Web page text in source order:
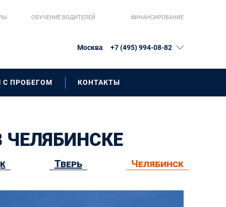
ОБУЧЕНИЕ ВОДИТЕЛЕЙ ФИНАНСИРОВАНИЕ
Москва +7 (495) 994-08-82
С ПРОБЕГОМ КОНТАКТЫ
ЧЕЛЯБИНСКЕ
Тверь Челябинск